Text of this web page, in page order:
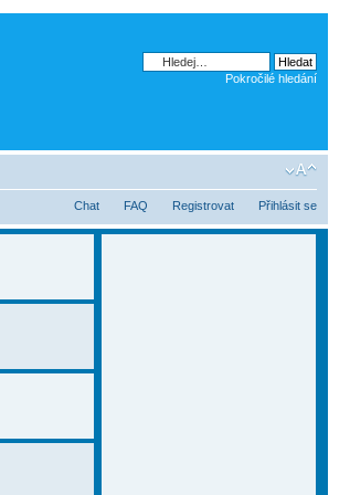
Pokročilé hledání
Chat FAQ Registrovat Přihlásit se